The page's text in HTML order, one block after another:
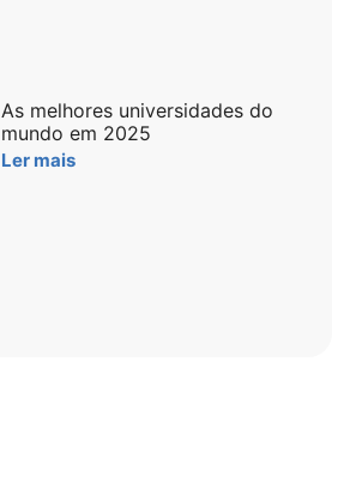
As melhores universidades do
mundo em 2025
Ler mais